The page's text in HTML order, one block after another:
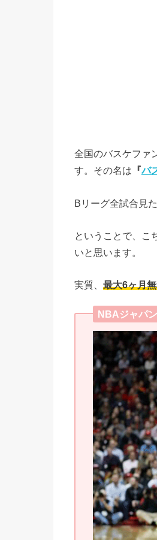
全国のバスケファ
す。その名は 『バ
Bリーグ全試合見
ということで、こ
いと思います。
実質、 最大6ヶ月
NBAジャパ